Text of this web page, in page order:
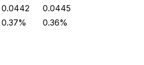
0.0442
0.0445
0.37% 0.36%